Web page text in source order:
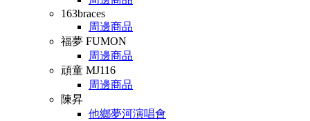
163braces
周邊商品
福夢 FUMON
周邊商品
頑童 MJ116
周邊商品
陳昇
他鄉夢河演唱會